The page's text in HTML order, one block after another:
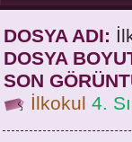
DOSYA ADI:
DOSYA
SON
İlkokul 4.